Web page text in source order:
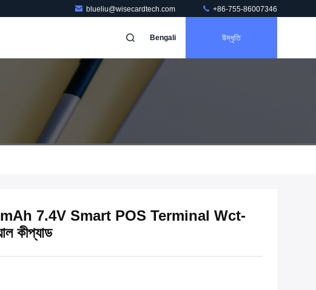
blueliu@wisecardtech.com +86-755-86007346
Bengali উদ্ধৃতি
7.4V Smart POS Terminal Wct-
কীপ্যাড